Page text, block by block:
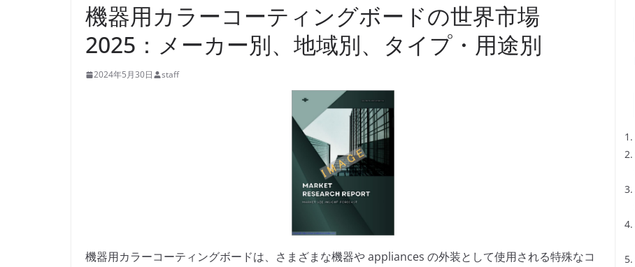
機器用カラーコーティングボードの世界市場
2025：メーカー別、地域別、タイプ・用途別
2024年5月30日 staff
機器用カラーコーティングボードは、さまざまな機器や appliances の外装として使用される特殊なコ